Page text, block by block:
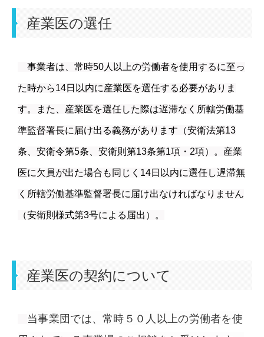
産業医の選任
事業者は、常時50人以上の労働者を使用するに至っ
た時から14日以内に産業医を選任する必要がありま
す。また、産業医を選任した際は遅滞なく所轄労働基
準監督署長に届け出る義務があります（安衛法第13
条、安衛令第5条、安衛則第13条第1項・2項）。 産業
医に欠員が出た場合も同じく14日以内に選任し遅滞無
く所轄労働基準監督署長に届け出なければなりません
（安衛則様式第3号による届出）。
産業医の契約について
当事業団では、常時５０人以上の労働者を使